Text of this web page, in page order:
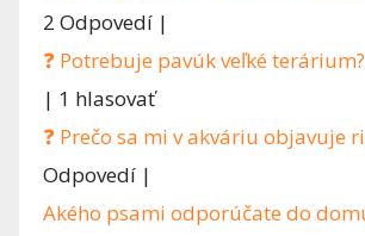
2 Odpovedí |
❓ Potrebuje pavúk veľké terárium?
| 1 hlasovať
❓ Prečo sa mi v akváriu objavuje
Odpovedí |
Akého psami odporúčate do